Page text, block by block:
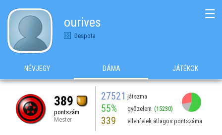
ourives
Despota
☰
NÉVJEGY DÁMA JÁTÉKOK
389
pontszám
Mester
27521 játszma
55% győzelem (15230)
339 ellenfelek átlagos pontszáma